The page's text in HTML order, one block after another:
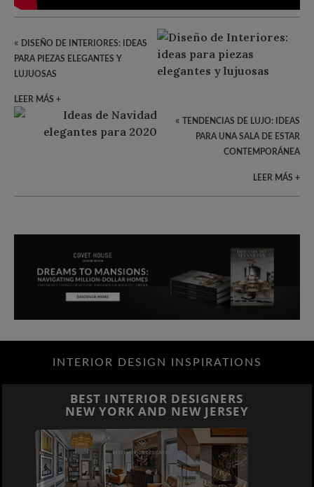
« DISEÑO DE INTERIORES: IDEAS
PARA PIEZAS ELEGANTES Y
LUJUOSAS
LEER MÁS +
« TENDENCIAS DE LUJO: IDEAS
PARA UNA SALA DE ESTAR
CONTEMPORÁNEA
LEER MÁS +
INTERIOR DESIGN INSPIRATIONS
BEST INTERIOR DESIGNERS
NEW YORK AND NEW JERSEY